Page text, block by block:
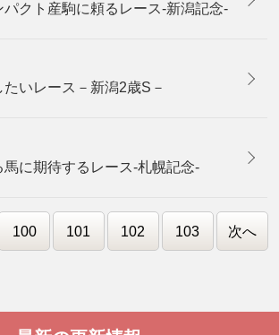
クト産駒に頼るレース-新潟記念-
いレース－新潟2歳S－
に期待するレース-札幌記念-
100 101 102 103 次へ